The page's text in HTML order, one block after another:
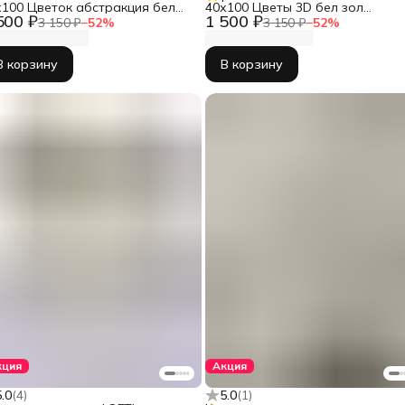
₽3 150 ₽−52%
Цветок абстракция бел
КБ-1730-60100
корзину
1 500 ₽3 150 ₽−52%
40х100 Цветы 3D бел зол
КБ-1882-40100
В корзину
(4)
Акция
5.0(1)